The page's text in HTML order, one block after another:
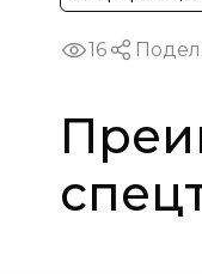
16